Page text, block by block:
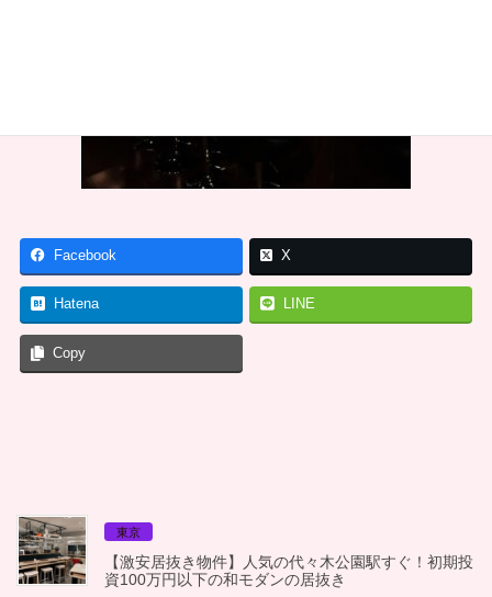
Facebook X
Hatena LINE
Copy
東京
【激安居抜き物件】人気の代々木公園駅すぐ！初期投
資100万円以下の和モダンの居抜き